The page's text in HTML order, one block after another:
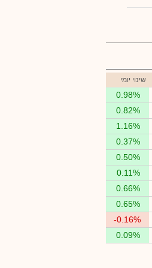
שינוי יומי
0.98%
0.82%
1.16%
0.37%
0.50%
0.11%
0.66%
0.65%
-0.16%
0.09%